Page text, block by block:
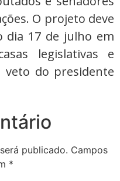
O projeto deve
dia 17 de julho em
legislativas e
veto do presidente
publicado. Campos
*